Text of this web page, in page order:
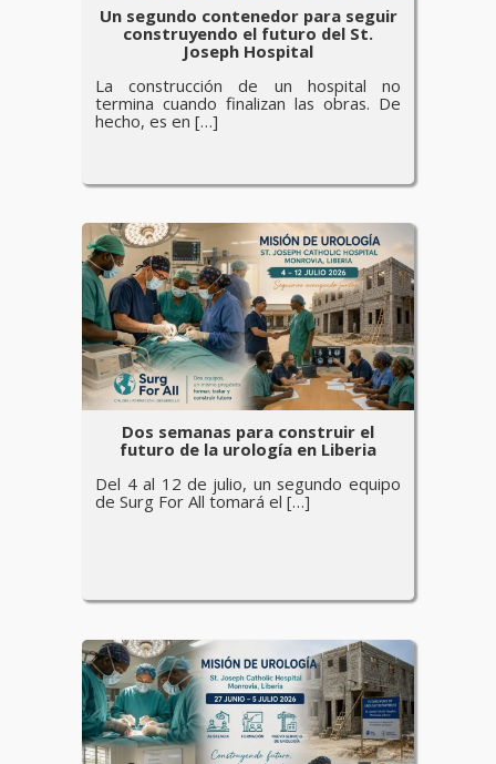
Un segundo contenedor para seguir
construyendo el futuro del St.
Joseph Hospital
La construcción de un hospital no
termina cuando finalizan las obras. De
hecho, es en […]
Dos semanas para construir el
futuro de la urología en Liberia
Del 4 al 12 de julio, un segundo equipo
de Surg For All tomará el […]